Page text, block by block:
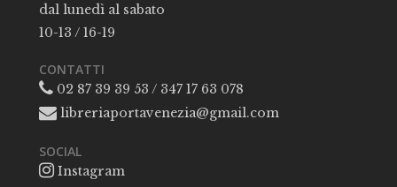
dal lunedì al sabato
10-13 / 16-19
CONTATTI
02 87 39 39 53 / 347 17 63 078
libreriaportavenezia@gmail.com
SOCIAL
Instagram